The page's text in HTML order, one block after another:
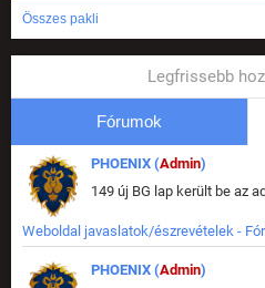
Összes pakli
Legfrissebb
Fórumok
PHOENIX (Admin)
Weboldal javaslatok/észrevételek -
PHOENIX (Admin)